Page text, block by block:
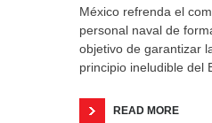
México refrenda el
personal naval de
objetivo de garantizar
principio ineludible del
READ MORE